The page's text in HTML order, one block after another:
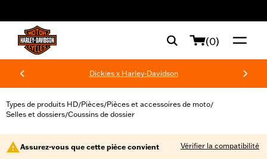
(0)
Dickies x Harley-Davidson
Types de produits HD/Pièces/Pièces et accessoires de moto/
Selles et dossiers/Coussins de dossier
Assurez-vous que cette pièce convient Vérifier la compatibilité